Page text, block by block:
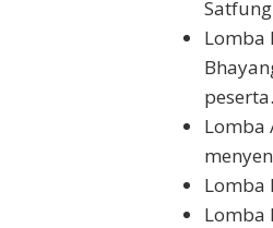
Lomba
peserta.
Lomba
Lomba
Lomba